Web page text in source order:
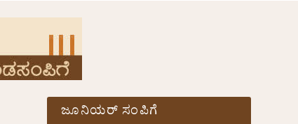
ಜೂನಿಯರ್ ಸಂಪಿಗೆ